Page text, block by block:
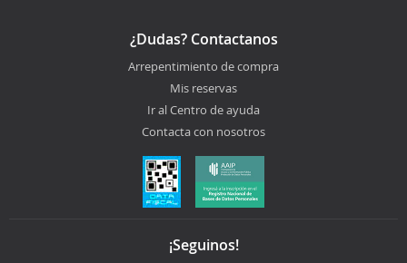
¿Dudas? Contactanos
Arrepentimiento de compra
Mis reservas
Ir al Centro de ayuda
Contacta con nosotros
¡Seguinos!